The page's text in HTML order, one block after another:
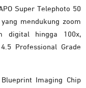
Super Telephoto 50
mendukung zoom
digital hingga 100x,
Professional Grade
Imaging Chip